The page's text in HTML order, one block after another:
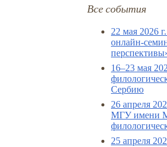
Все события
22 мая 2026
онлайн-
16–23 мая
Сербию
26 апреля
МГУ имени
25 апреля